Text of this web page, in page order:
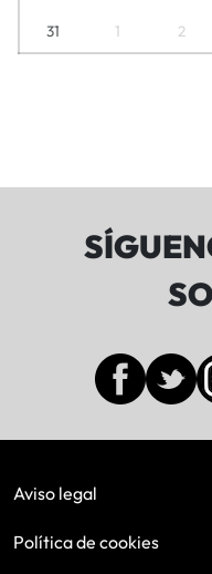
31 1 2
Aviso legal
Política de cookies